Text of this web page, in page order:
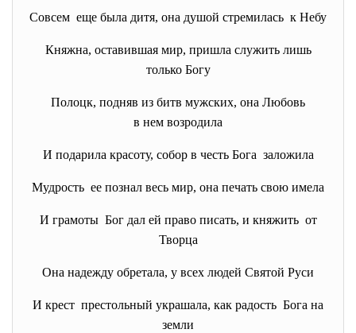
Совсем еще была дитя, она душой стремилась к Небу
Княжна, оставившая мир, пришла служить лишь
только Богу
Полоцк, подняв из битв мужских, она Любовь
в нем возродила
И подарила красоту, собор в честь Бога заложила
Мудрость ее познал весь мир, она печать свою имела
И грамоты Бог дал ей право писать, и княжить от
Творца
Она надежду обретала, у всех людей Святой Руси
И крест престольный украшала, как радость Бога на
земли